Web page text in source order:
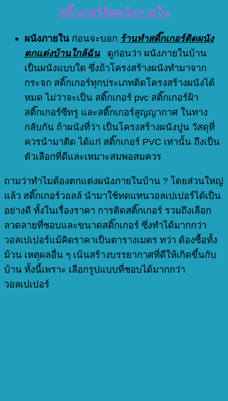
สติ๊กเกอร์ติดผนังภายใน
ผนังภายใน ก่อนจะบอก ร้านทำสติ๊กเกอร์ติดผนัง
ตกแต่งบ้านใกล้ฉัน
ดูก่อนว่า ผนังภายในบ้าน
เป็นผนังแบบใด ซึ่งถ้าโครงสร้างผนังทำมาจาก
กระจก สติ๊กเกอร์ทุกประเภทติดโครงสร้างผนังได้
หมด ไม่ว่าจะเป็น สติ๊กเกอร์ pvc สติ๊กเกอร์ฝ้า
สติ๊กเกอร์ซีทรู และสติ๊กเกอร์สูญญากาศ ในทาง
กลับกัน ถ้าผนังที่ว่า เป็นโครงสร้างผนังปูน วัสดุที่
ควรนำมาติด ได้แก่ สติ๊กเกอร์ PVC เท่านั้น ถึงเป็น
ตัวเลือกที่ดีและเหมาะสมพอสมควร
ถามว่าทำไมต้องตกแต่งผนังภายในบ้าน ? โดยส่วนใหญ่
แล้ว สติ๊กเกอร์วอลล์ นำมาใช้ทดแทนวอลเปเปอร์ได้เป็น
อย่างดี ทั้งในเรื่องราคา การติดสติ๊กเกอร์ รวมถึงเลือก
ลวดลายที่ชอบและขนาดสติ๊กเกอร์ ซึ่งทำได้มากกว่า
วอลเปเปอร์แม้คิดราคาเป็นตารางเมตร ทว่า ต้องซื้อทั้ง
ม้วน เหตุผลอื่น ๆ เน้นสร้างบรรยากาศที่ดีให้เกิดขึ้นกับ
บ้าน ทั้งนี้เพราะ เลือกรูปแบบที่ชอบได้มากกว่า
วอลเปเปอร์